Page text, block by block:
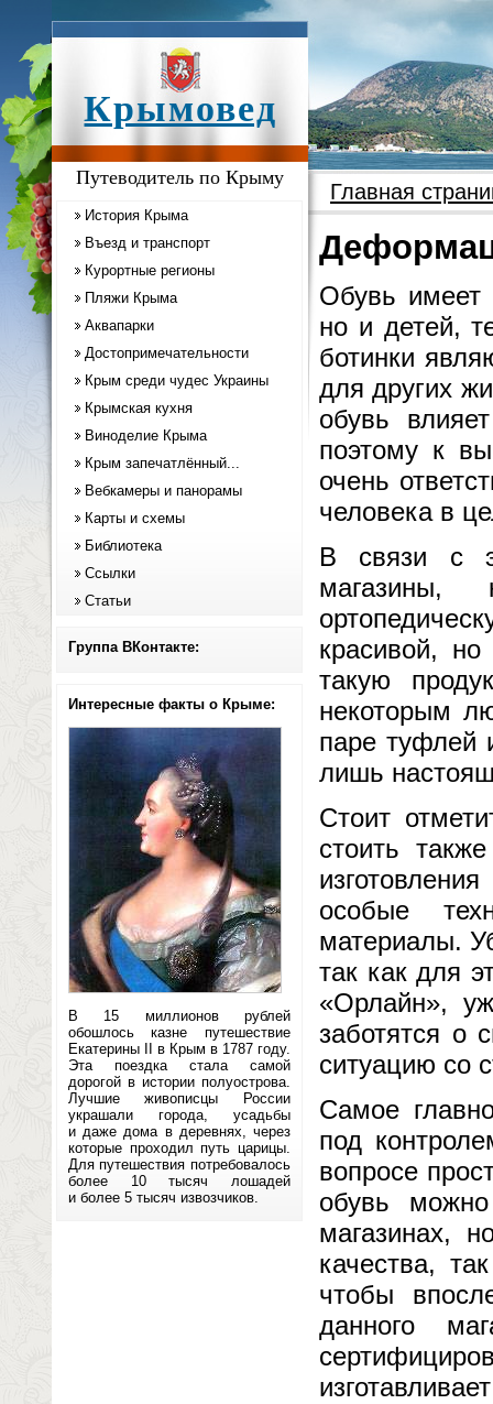
Крымовед
Путеводитель по Крыму
История Крыма
Въезд и транспорт
Курортные регионы
Пляжи Крыма
Аквапарки
Достопримечательности
Крым среди чудес Украины
Крымская кухня
Виноделие Крыма
Крым запечатлённый...
Вебкамеры и панорамы
Карты и схемы
Библиотека
Ссылки
Статьи
Группа ВКонтакте:
Интересные факты о Крыме:
В 15 миллионов рублей
обошлось казне путешествие
Екатерины II в Крым в 1787 году.
Эта поездка стала самой
дорогой в истории полуострова.
Лучшие живописцы России
украшали города, усадьбы
и даже дома в деревнях, через
которые проходил путь царицы.
Для путешествия потребовалось
более 10 тысяч лошадей
и более 5 тысяч извозчиков.
Главная
Обувь имеет
но и детей,
ботинки
для других
обувь
поэтому к
очень
человека в
В связи с
магазины,
красивой,
такую
некоторым
паре туфлей
лишь
Стоит
стоить
особые
материалы.
так как для
«Орлайн»,
заботятся о
ситуацию со
Самое
под
вопросе
обувь
магазинах,
качества,
чтобы
данного